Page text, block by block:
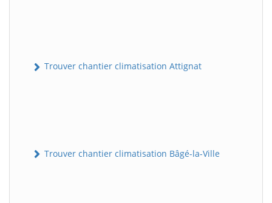
Trouver chantier climatisation Attignat
Trouver chantier climatisation Bâgé-la-Ville